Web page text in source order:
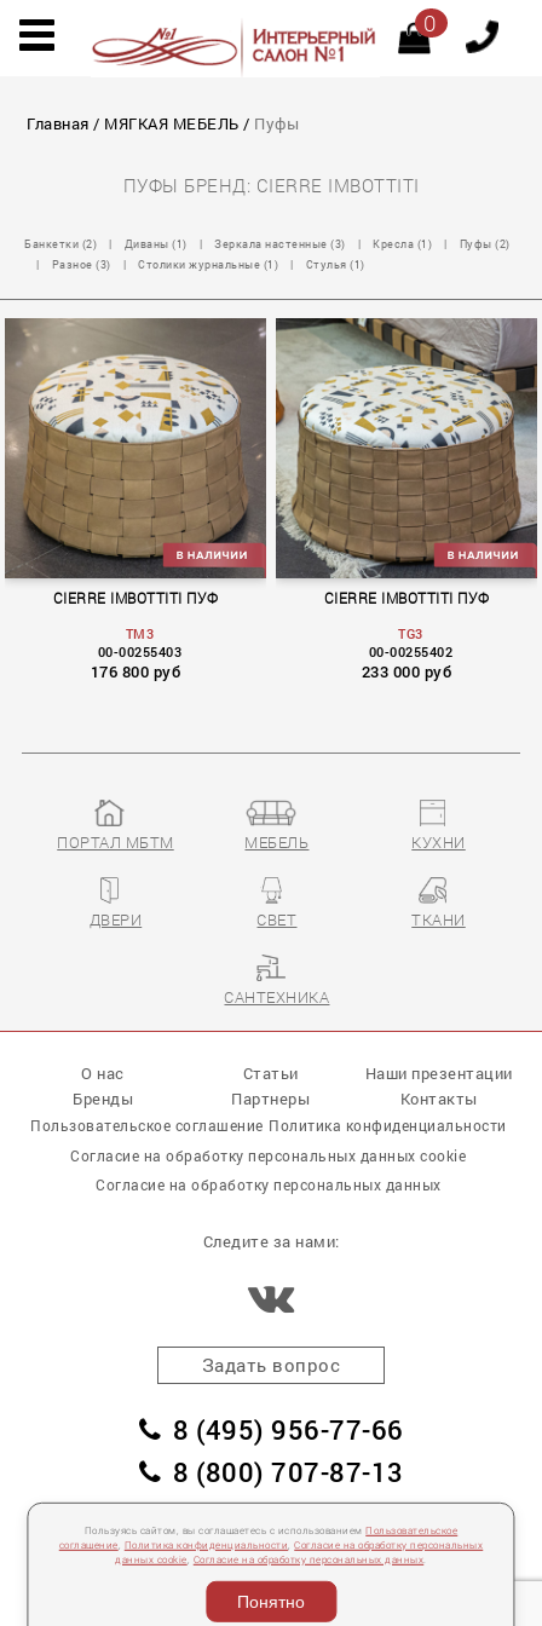
0
Главная / МЯГКАЯ МЕБЕЛЬ / Пуфы
ПУФЫ БРЕНД: CIERRE IMBOTTITI
Банкетки (2) | Диваны (1) | Зеркала настенные (3) | Кресла (1) |
Пуфы (2)
|
Разное (3) | Столики журнальные (1) | Стулья (1)
CIERRE IMBOTTITI ПУФ
TM3
00-00255403
176 800 руб
CIERRE IMBOTTITI ПУФ
TG3
00-00255402
233 000 руб
Пользуясь сайтом, вы соглашаетесь с использованиемПользовательское
соглашение Политика конфиденциальности ,Согласие на обработку персональных
данных cookie Согласие на обработку персональных данных
Понятно
ПОРТАЛ МБТМ МЕБЕЛЬ КУХНИ
ДВЕРИ СВЕТ ТКАНИ
САНТЕХНИКА
О нас Статьи
Наши презентации
Бренды
Партнеры Контакты
Пользовательское соглашение Политика конфиденциальности
Согласие на обработку персональных данных cookie
Согласие на обработку персональных данных
Следите за нами:
Задать вопрос
8 (495) 956-77-66
8 (800) 707-87-13
пл. Победы, дом 2, корпус 2
Для спецификаций и предложений: info@mebelclub.ru
Выставленные на данном сайте предложения публичной офертой не являются.